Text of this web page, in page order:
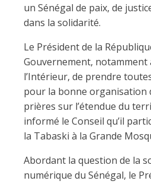
un Sénégal de paix, de
dans la solidarité.
Le Président de la
Gouvernement, notamment
l’Intérieur, de prendre
pour la bonne organisation
prières sur l’étendue du
informé le Conseil qu’il
la Tabaski à la Grande
Abordant la question de la
numérique du Sénégal, le